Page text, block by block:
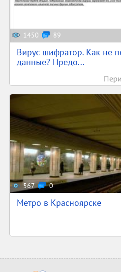
1450 89
Вирус шифратор. Как не
данные? Предо...
567 0
Метро в Красноярске